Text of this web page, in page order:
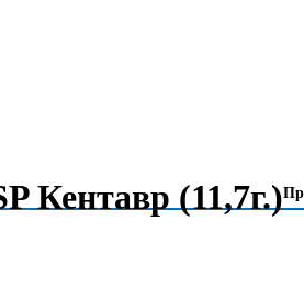
Кентавр (11,7г.)